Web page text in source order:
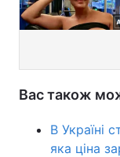
Вас також
В Україні
яка ціна